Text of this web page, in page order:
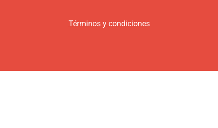
Términos y condiciones